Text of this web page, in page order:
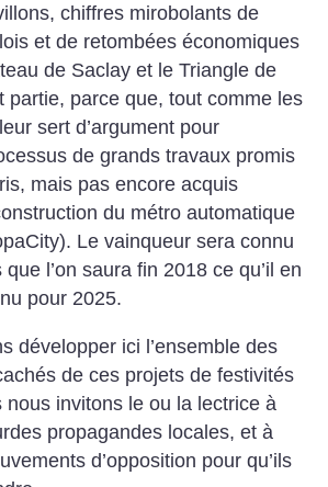
chiffres mirobolants de
et de retombées économiques
de Saclay et le Triangle de
partie, parce que, tout comme les
sert d’argument pour
de grands travaux promis
mais pas encore acquis
du métro automatique
Le vainqueur sera connu
l’on saura fin 2018 ce qu’il en
pour 2025.
développer ici l’ensemble des
de ces projets de festivités
nous invitons le ou la lectrice à
propagandes locales, et à
d’opposition pour qu’ils